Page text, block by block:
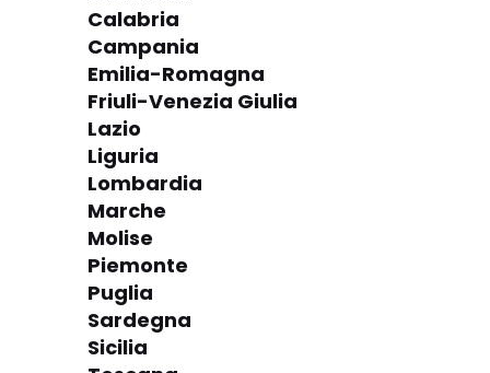
Calabria
Campania
Emilia-Romagna
Friuli-Venezia Giulia
Lazio
Liguria
Lombardia
Marche
Molise
Piemonte
Puglia
Sardegna
Sicilia